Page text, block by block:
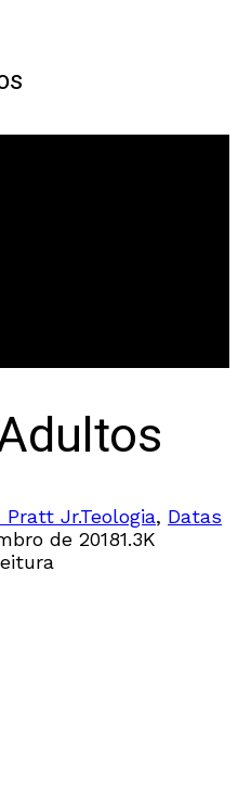
Pratt Jr.Teologia, Datas
de 20181.3K